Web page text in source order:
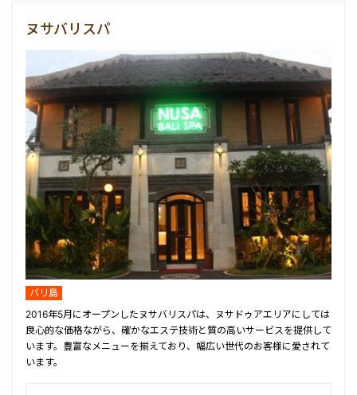
ヌサバリスパ
バリ島
2016年5月にオープンしたヌサバリスパは、ヌサドゥアエリアにしては
良心的な価格ながら、確かなエステ技術と質の高いサービスを提供して
います。豊富なメニューを揃えており、幅広い世代のお客様に愛されて
います。